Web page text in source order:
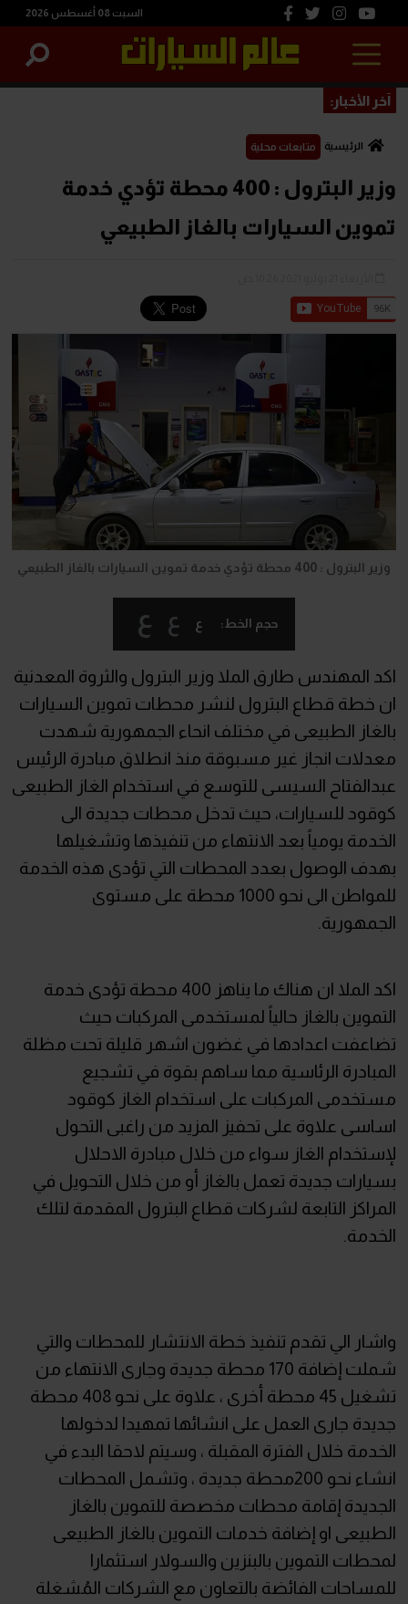
السبت 08 أغسطس 2026
آخر الأخبار:
الرئيسية متابعات محلية
وزير البترول : 400 محطة تؤدي خدمة
تموين السيارات بالغاز الطبيعي
وزير البترول : 400 محطة تؤدي خدمة تموين السيارات بالغاز الطبيعي
حجم الخط: ع ع ع
اكد المهندس طارق الملا وزير البترول والثروة المعدنية
ان خطة قطاع البترول لنشر محطات تموين السيارات
بالغاز الطبيعى في مختلف انحاء الجمهورية شهدت
معدلات انجاز غير مسبوقة منذ انطلاق مبادرة الرئيس
عبدالفتاح السيسى للتوسع في استخدام الغاز الطبيعى
كوقود للسيارات، حيث تدخل محطات جديدة الى
الخدمة يومياً بعد الانتهاء من تنفيذها وتشغيلها
بهدف الوصول بعدد المحطات التي تؤدى هذه الخدمة
للمواطن الى نحو 1000 محطة على مستوى
الجمهورية.
اكد الملا ان هناك ما يناهز 400 محطة تؤدى خدمة
التموين بالغاز حالياً لمستخدمى المركبات حيث
تضاعفت اعدادها في غضون اشهر قليلة تحت مظلة
المبادرة الرئاسية مما ساهم بقوة في تشجيع
مستخدمى المركبات على استخدام الغاز كوقود
اساسى علاوة على تحفيز المزيد من راغبى التحول
لإستخدام الغاز سواء من خلال مبادرة الاحلال
بسيارات جديدة تعمل بالغاز أو من خلال التحويل في
المراكز التابعة لشركات قطاع البترول المقدمة لتلك
الخدمة.
واشار الي تقدم تنفيذ خطة الانتشار للمحطات والتي
شملت إضافة 170 محطة جديدة وجارى الانتهاء من
تشغيل 45 محطة أخرى ، علاوة على نحو 408 محطة
جديدة جارى العمل على انشائها تمهيدا لدخولها
الخدمة خلال الفترة المقبلة ، وسيتم لاحقا البدء في
انشاء نحو 200محطة جديدة ، وتشمل المحطات
الجديدة إقامة محطات مخصصة للتموين بالغاز
الطبيعى او إضافة خدمات التموين بالغاز الطبيعى
لمحطات التموين بالبنزين والسولار استثمارا
للمساحات الفائضة بالتعاون مع الشركات المُشغلة